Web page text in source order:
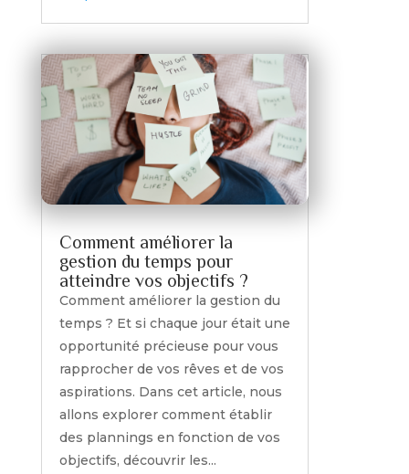
Comment améliorer la
gestion du temps pour
atteindre vos objectifs ?
Comment améliorer la gestion du
temps ? Et si chaque jour était une
opportunité précieuse pour vous
rapprocher de vos rêves et de vos
aspirations. Dans cet article, nous
allons explorer comment établir
des plannings en fonction de vos
objectifs, découvrir les...